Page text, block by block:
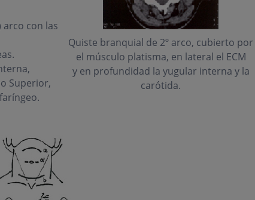
arco con las
Superior,
Quiste branquial de 2º arco, cubierto por
el músculo platisma, en lateral el ECM
y en profundidad la yugular interna y la
carótida.